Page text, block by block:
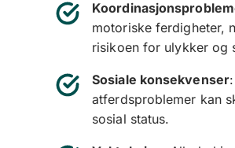
motoriske ferdigheter,
risikoen for ulykker og
Sosiale konsekvenser
atferdsproblemer kan
sosial status.